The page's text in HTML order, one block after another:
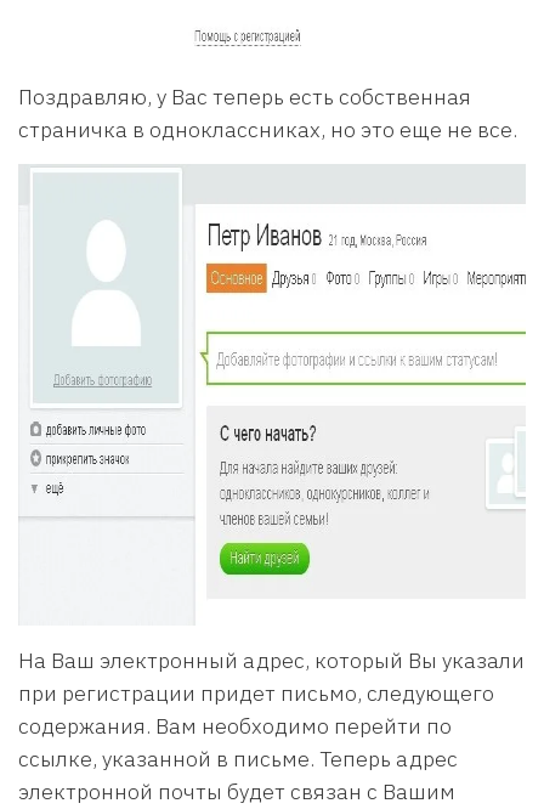
Поздравляю, у Вас теперь есть собственная
страничка в одноклассниках, но это еще не все.
На Ваш электронный адрес, который Вы указали
при регистрации придет письмо, следующего
содержания. Вам необходимо перейти по
ссылке, указанной в письме. Теперь адрес
электронной почты будет связан с Вашим